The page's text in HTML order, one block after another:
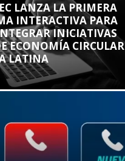
LANZA LA PRIMERA
INTERACTIVA PARA
INICIATIVAS
ECONOMÍA CIRCULAR
LATINA